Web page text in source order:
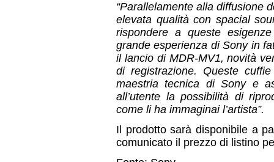
“Parallelamente alla diffusione
elevata qualità con spacial
rispondere a queste
grande esperienza di Sony in
il lancio di MDR-MV1, novità
di registrazione. Queste
maestria tecnica di Sony e
all’utente la possibilità di
come li ha immaginai l’artista”.
Il prodotto sarà disponibile a
comunicato il prezzo di listino